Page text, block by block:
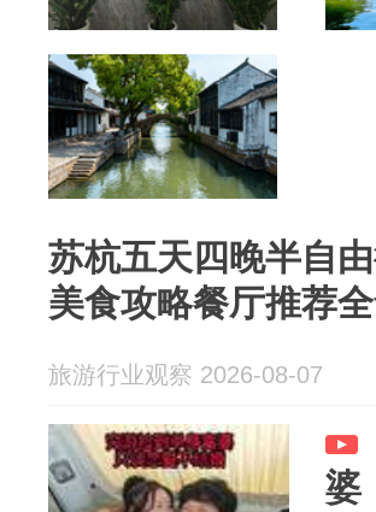
苏杭五天四晚半自
美食攻略餐厅推荐
旅游行业观察 2026-08-07
婆